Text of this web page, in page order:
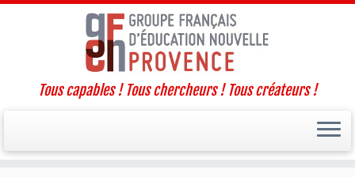
Tous capables ! Tous chercheurs ! Tous créateurs !